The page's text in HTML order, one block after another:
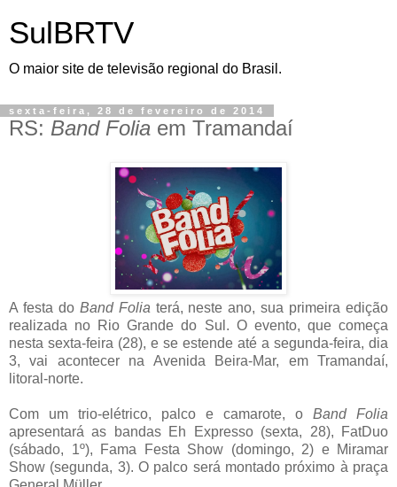
SulBRTV
O maior site de televisão regional do Brasil.
sexta-feira, 28 de fevereiro de 2014
RS: Band Folia em Tramandaí
A festa do Band Folia terá, neste ano, sua primeira edição
realizada no Rio Grande do Sul. O evento, que começa
nesta sexta-feira (28), e se estende até a segunda-feira, dia
3, vai acontecer na Avenida Beira-Mar, em Tramandaí,
litoral-norte.
Com um trio-elétrico, palco e camarote, o Band Folia
apresentará as bandas Eh Expresso (sexta, 28), FatDuo
(sábado, 1º), Fama Festa Show (domingo, 2) e Miramar
Show (segunda, 3). O palco será montado próximo à praça